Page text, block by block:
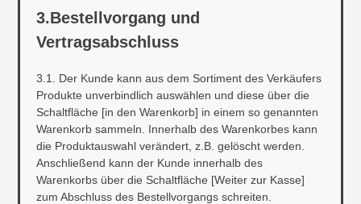
3.Bestellvorgang und
Vertragsabschluss
3.1. Der Kunde kann aus dem Sortiment des Verkäufers
Produkte unverbindlich auswählen und diese über die
Schaltfläche [in den Warenkorb] in einem so genannten
Warenkorb sammeln. Innerhalb des Warenkorbes kann
die Produktauswahl verändert, z.B. gelöscht werden.
Anschließend kann der Kunde innerhalb des
Warenkorbs über die Schaltfläche [Weiter zur Kasse]
zum Abschluss des Bestellvorgangs schreiten.